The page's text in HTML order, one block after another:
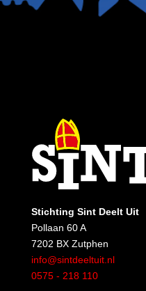
Stichting Sint Deelt Uit
Pollaan 60 A
7202 BX Zutphen
info@sintdeeltuit.nl
0575 - 218 110